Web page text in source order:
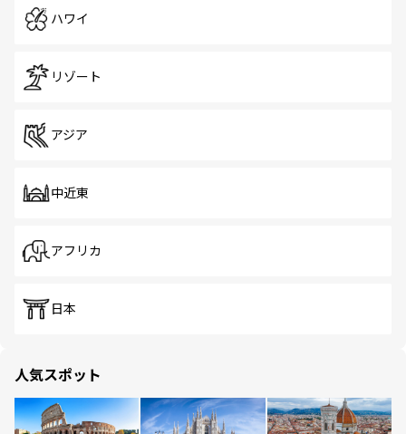
ハワイ
リゾート
アジア
中近東
アフリカ
日本
人気スポット